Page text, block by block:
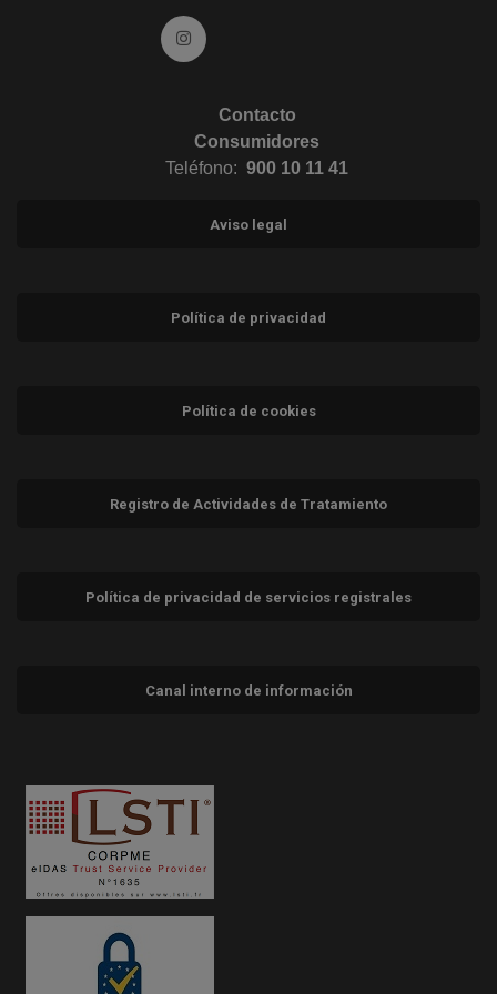
Ir a Instagram (abre en ventana nueva)
Contacto
Consumidores
Teléfono: 900 10 11 41
Aviso legal
Política de privacidad
Política de cookies
Registro de Actividades de Tratamiento
Política de privacidad de servicios registrales
Canal interno de información